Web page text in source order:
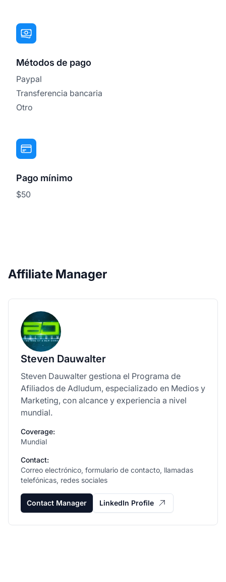
Métodos de pago
Paypal
Transferencia bancaria
Otro
Pago mínimo
$50
Affiliate Manager
Steven Dauwalter
Steven Dauwalter gestiona el Programa de
Afiliados de Adludum, especializado en Medios y
Marketing, con alcance y experiencia a nivel
mundial.
Coverage:
Mundial
Contact:
Correo electrónico, formulario de contacto, llamadas
telefónicas, redes sociales
Contact Manager LinkedIn Profile